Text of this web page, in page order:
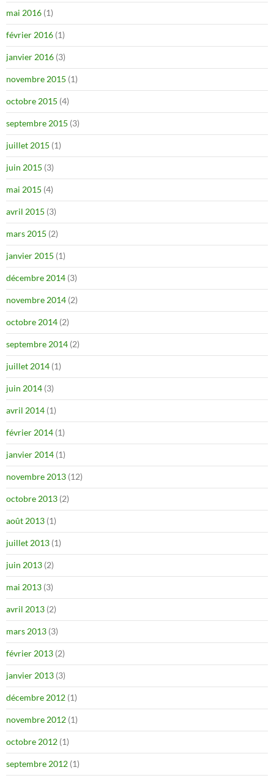
mai 2016 (1)
février 2016 (1)
janvier 2016 (3)
novembre 2015 (1)
octobre 2015 (4)
septembre 2015 (3)
juillet 2015 (1)
juin 2015 (3)
mai 2015 (4)
avril 2015 (3)
mars 2015 (2)
janvier 2015 (1)
décembre 2014 (3)
novembre 2014 (2)
octobre 2014 (2)
septembre 2014 (2)
juillet 2014 (1)
juin 2014 (3)
avril 2014 (1)
février 2014 (1)
janvier 2014 (1)
novembre 2013 (12)
octobre 2013 (2)
août 2013 (1)
juillet 2013 (1)
juin 2013 (2)
mai 2013 (3)
avril 2013 (2)
mars 2013 (3)
février 2013 (2)
janvier 2013 (3)
décembre 2012 (1)
novembre 2012 (1)
octobre 2012 (1)
septembre 2012 (1)